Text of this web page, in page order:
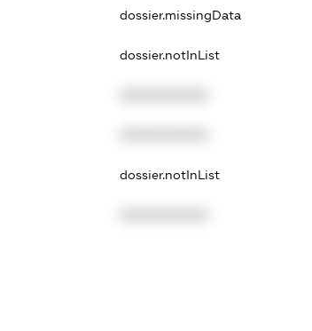
dossier.missingData
dossier.notInList
dossier.notInList